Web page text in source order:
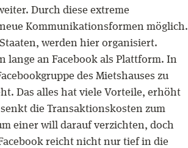
Durch diese extreme
Kommunikationsformen möglich.
werden hier organisiert.
lange an Facebook als Plattform. In
des Mietshauses zu
Das alles hat viele Vorteile, erhöht
die Transaktionskosten zum
einer will darauf verzichten, doch
reicht nicht nur tief in die